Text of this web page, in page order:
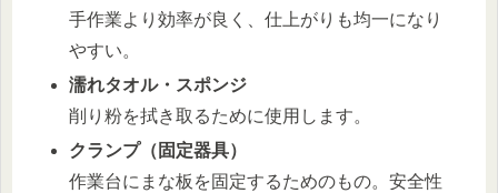
手作業より効率が良く、仕上がりも均一になり
やすい。
濡れタオル・スポンジ
削り粉を拭き取るために使用します。
クランプ（固定器具）
作業台にまな板を固定するためのもの。安全性